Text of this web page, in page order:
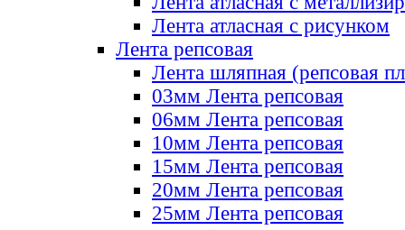
Лента атласная с рисунком
Лента репсовая
Лента шляпная (репсовая
03мм Лента репсовая
06мм Лента репсовая
10мм Лента репсовая
15мм Лента репсовая
20мм Лента репсовая
25мм Лента репсовая